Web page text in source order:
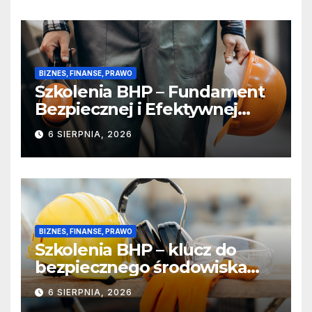
BIZNES, FINANSE, PRAWO
Szkolenia BHP – Fundament
Bezpiecznej i Efektywnej
Pracy
6 SIERPNIA, 2026
BIZNES, FINANSE, PRAWO
Szkolenia BHP – klucz do
bezpiecznego środowiska
pracy
6 SIERPNIA, 2026